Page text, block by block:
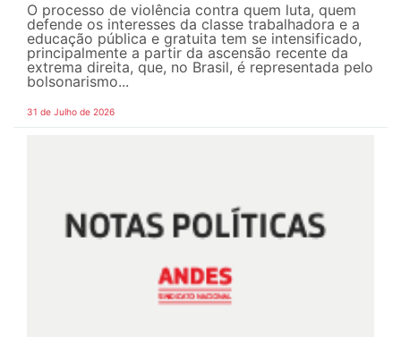
O processo de violência contra quem luta, quem
defende os interesses da classe trabalhadora e a
educação pública e gratuita tem se intensificado,
principalmente a partir da ascensão recente da
extrema direita, que, no Brasil, é representada pelo
bolsonarismo...
31 de Julho de 2026